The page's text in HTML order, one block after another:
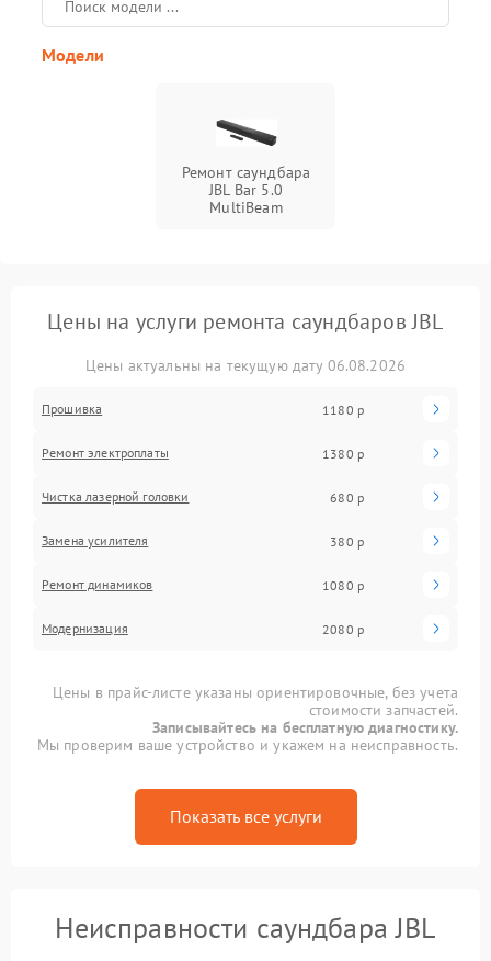
Модели
Ремонт саундбара
JBL Bar 5.0
MultiBeam
Цены на услуги ремонта саундбаров JBL
Цены актуальны на текущую дату 06.08.2026
Прошивка 1180 р
Ремонт электроплаты 1380 р
Чистка лазерной головки 680 р
Замена усилителя 380 р
Ремонт динамиков 1080 р
Модернизация 2080 р
Цены в прайс-листе указаны ориентировочные, без учета
стоимости запчастей.
Записывайтесь на бесплатную диагностику.
Мы проверим ваше устройство и укажем на неисправность.
Показать все услуги
Неисправности саундбара JBL